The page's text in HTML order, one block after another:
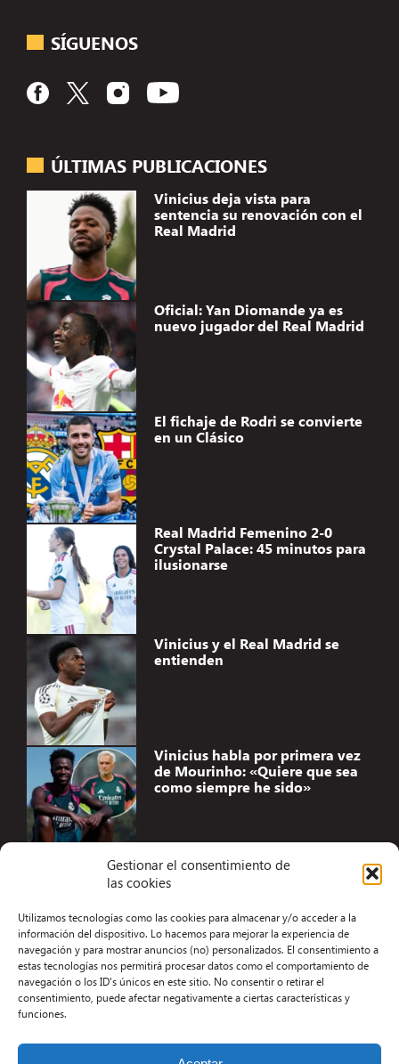
Gestionar el consentimiento de
las cookies
Utilizamos tecnologías como las cookies para almacenar y/o acceder a la
información del dispositivo. Lo hacemos para mejorar la experiencia de
navegación y para mostrar anuncios (no) personalizados. El consentimiento a
estas tecnologías nos permitirá procesar datos como el comportamiento de
navegación o los ID's únicos en este sitio. No consentir o retirar el
consentimiento, puede afectar negativamente a ciertas características y
funciones.
ÚLTIMAS PUBLICACIONES
Vinicius deja vista para
sentencia su renovación con el
Real Madrid
Oficial: Yan Diomande ya es
nuevo jugador del Real Madrid
El fichaje de Rodri se convierte
en un Clásico
Real Madrid Femenino 2-0
Crystal Palace: 45 minutos para
ilusionarse
Vinicius y el Real Madrid se
entienden
Vinicius habla por primera vez
de Mourinho: «Quiere que sea
como siempre he sido»
SÍGUENOS
Aviso Legal
Términos y condiciones
Política de privacidad
Contacto